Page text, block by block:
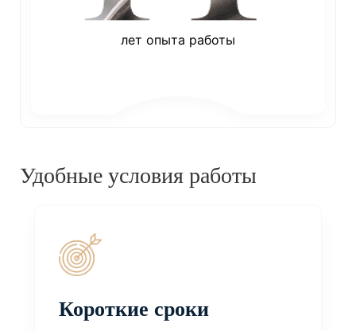
лет опыта работы
Удобные условия работы
Короткие сроки